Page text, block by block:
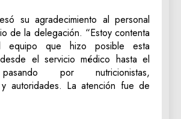
su agradecimiento al personal
de la delegación. “Estoy contenta
que hizo posible esta
el servicio médico hasta el
por nutricionistas,
autoridades. La atención fue de